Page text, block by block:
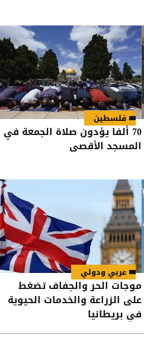
فلسطين
70 ألفا يؤدون صلاة الجمعة في
المسجد الأقصى
عربي ودولي
موجات الحر والجفاف تضغط
على الزراعة والخدمات الحيوية
في بريطانيا